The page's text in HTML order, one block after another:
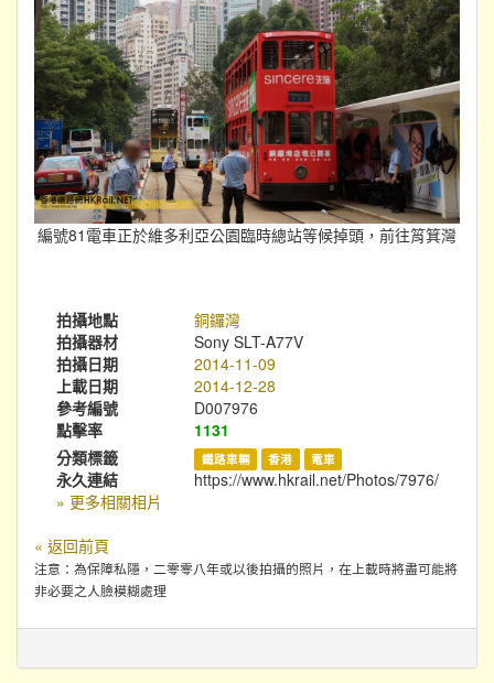
編號81電車正於維多利亞公園臨時總站等候掉頭，前往筲箕灣
拍攝地點
銅鑼灣
拍攝器材
Sony SLT-A77V
拍攝日期
2014-11-09
上載日期
2014-12-28
參考編號
D007976
點擊率
1131
分類標籤
鐵路車輛 香港 電車
永久連結
https://www.hkrail.net/Photos/7976/
» 更多相關相片
« 返回前頁
注意：為保障私隱，二零零八年或以後拍攝的照片，在上載時將盡可能將
非必要之人臉模糊處理